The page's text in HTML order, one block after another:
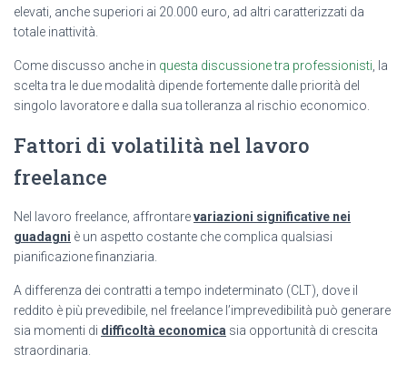
elevati, anche superiori ai 20.000 euro, ad altri caratterizzati da
totale inattività.
Come discusso anche in questa discussione tra professionisti , la
scelta tra le due modalità dipende fortemente dalle priorità del
singolo lavoratore e dalla sua tolleranza al rischio economico.
Fattori di volatilità nel lavoro
freelance
Nel lavoro freelance, affrontarevariazioni significative nei
guadagni è un aspetto costante che complica qualsiasi
pianificazione finanziaria.
A differenza dei contratti a tempo indeterminato (CLT), dove il
reddito è più prevedibile, nel freelance l’imprevedibilità può generare
sia momenti di difficoltà economica sia opportunità di crescita
straordinaria.